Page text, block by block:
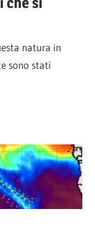
natura in
sono stati